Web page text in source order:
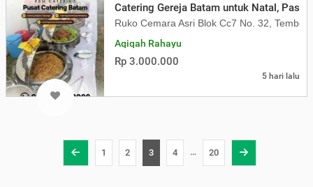
Catering Gereja Batam untuk Natal,
Ruko Cemara Asri Blok Cc7 No. 32,
Aqiqah Rahayu
Rp 3.000.000
5 hari lalu
1 2 3 4 … 20